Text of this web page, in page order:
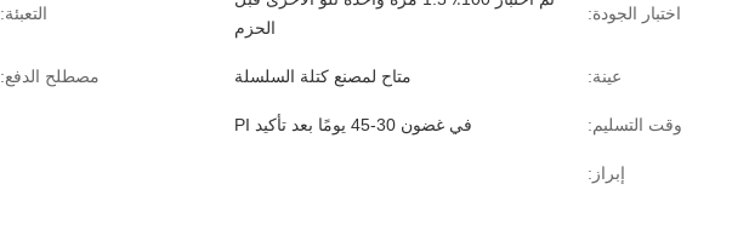
اختبار الجودة:
الحزم
التعبئة:
عينة: متاح لمصنع كتلة السلسلة مصطلح الدفع:
وقت التسليم: في غضون 30-45 يومًا بعد تأكيد PI
إبراز: